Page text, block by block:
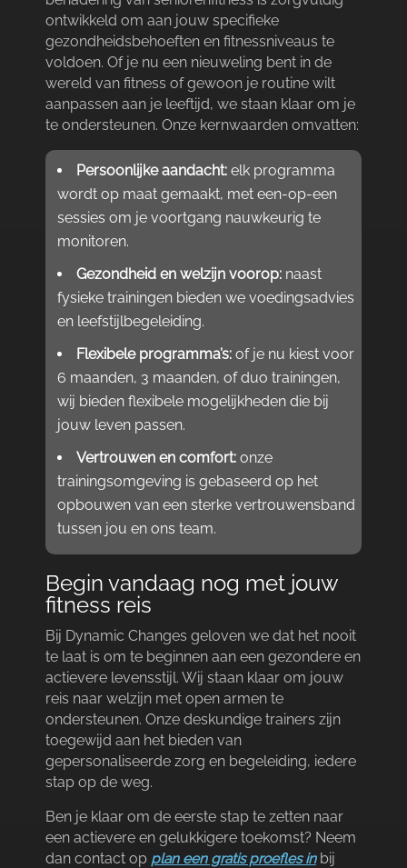
ontwikkeld om aan jouw specifieke
gezondheidsbehoeften en fitnessniveaus te
voldoen.​ Of je nu een nieuweling bent in de
wereld van fitness of gewoon je routine wilt
aanpassen aan je leeftijd, we staan klaar om je
te ondersteunen.​ Onze kernwaarden omvatten:
Persoonlijke aandacht: elk programma
wordt op maat gemaakt, met een-op-een
sessies om je voortgang nauwkeurig te
monitoren.​
Gezondheid en welzijn voorop: naast
fysieke trainingen bieden we voedingsadvies
en leefstijlbegeleiding.​
Flexibele programma’s: of je nu kiest voor
6 maanden, 3 maanden, of duo trainingen,
wij bieden flexibele mogelijkheden die bij
jouw leven passen.​
Vertrouwen en comfort: onze
trainingsomgeving is gebaseerd op het
opbouwen van een sterke vertrouwensband
tussen jou en ons team.​
Begin vandaag nog met jouw
fitness reis
Bij Dynamic Changes geloven we dat het nooit
te laat is om te beginnen aan een gezondere en
actievere levensstijl.​ Wij staan klaar om jouw
reis naar welzijn met open armen te
ondersteunen.​ Onze deskundige trainers zijn
toegewijd aan het bieden van
gepersonaliseerde zorg en begeleiding, iedere
stap op de weg.​
Ben je klaar om de eerste stap te zetten naar
een actievere en gelukkigere toekomst? Neem
dan contact op plan een gratis proefles inbij